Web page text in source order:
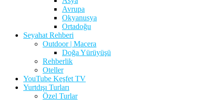
Avrupa
Okyanusya
Ortadoğu
Seyahat Rehberi
Outdoor | Macera
Doğa Yürüyüşü
Rehberlik
Oteller
YouTube Keşfet TV
Yurtdışı Turları
Özel Turlar